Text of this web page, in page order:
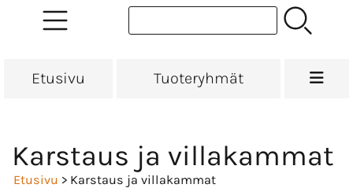
Etusivu Tuoteryhmät
Karstaus ja villakammat
Etusivu > Karstaus ja villakammat